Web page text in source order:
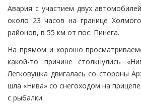
Авария с участием двух
около 23 часов на границе
районов, в 55 км от пос. Пинега.
На прямом и хорошо
какой-то причине столкнулись
Легковушка двигалась со стороны
шла «Нива» со снегоходом на
с рыбалки.